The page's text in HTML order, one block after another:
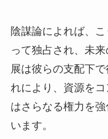
陰謀論によれば、
って独占され、未
展は彼らの支配下
れにより、資源を
はさらなる権力を
います。